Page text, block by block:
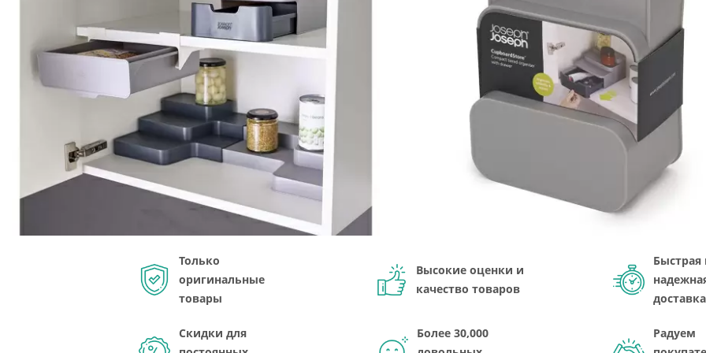
Только
оригинальные
товары
Высокие оценки и
качество товаров
Быстрая
доставка
Скидки для
Более 30,000
Радуем